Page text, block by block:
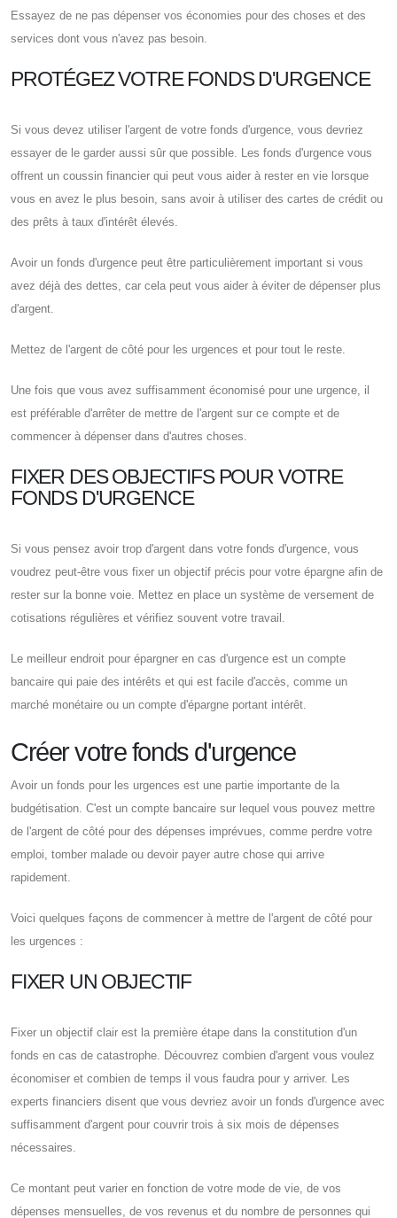
Essayez de ne pas dépenser vos économies pour des choses et des
services dont vous n'avez pas besoin.
PROTÉGEZ VOTRE FONDS D'URGENCE
Si vous devez utiliser l'argent de votre fonds d'urgence, vous devriez
essayer de le garder aussi sûr que possible. Les fonds d'urgence vous
offrent un coussin financier qui peut vous aider à rester en vie lorsque
vous en avez le plus besoin, sans avoir à utiliser des cartes de crédit ou
des prêts à taux d'intérêt élevés.
Avoir un fonds d'urgence peut être particulièrement important si vous
avez déjà des dettes, car cela peut vous aider à éviter de dépenser plus
d'argent.
Mettez de l'argent de côté pour les urgences et pour tout le reste.
Une fois que vous avez suffisamment économisé pour une urgence, il
est préférable d'arrêter de mettre de l'argent sur ce compte et de
commencer à dépenser dans d'autres choses.
FIXER DES OBJECTIFS POUR VOTRE
FONDS D'URGENCE
Si vous pensez avoir trop d'argent dans votre fonds d'urgence, vous
voudrez peut-être vous fixer un objectif précis pour votre épargne afin de
rester sur la bonne voie. Mettez en place un système de versement de
cotisations régulières et vérifiez souvent votre travail.
Le meilleur endroit pour épargner en cas d'urgence est un compte
bancaire qui paie des intérêts et qui est facile d'accès, comme un
marché monétaire ou un compte d'épargne portant intérêt.
Créer votre fonds d'urgence
Avoir un fonds pour les urgences est une partie importante de la
budgétisation. C'est un compte bancaire sur lequel vous pouvez mettre
de l'argent de côté pour des dépenses imprévues, comme perdre votre
emploi, tomber malade ou devoir payer autre chose qui arrive
rapidement.
Voici quelques façons de commencer à mettre de l'argent de côté pour
les urgences :
FIXER UN OBJECTIF
Fixer un objectif clair est la première étape dans la constitution d'un
fonds en cas de catastrophe. Découvrez combien d'argent vous voulez
économiser et combien de temps il vous faudra pour y arriver. Les
experts financiers disent que vous devriez avoir un fonds d'urgence avec
suffisamment d'argent pour couvrir trois à six mois de dépenses
nécessaires.
Ce montant peut varier en fonction de votre mode de vie, de vos
dépenses mensuelles, de vos revenus et du nombre de personnes qui